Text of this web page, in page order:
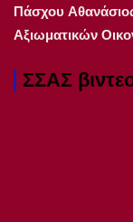
Πάσχου
Αξιωματικών
ΣΣΑΣ